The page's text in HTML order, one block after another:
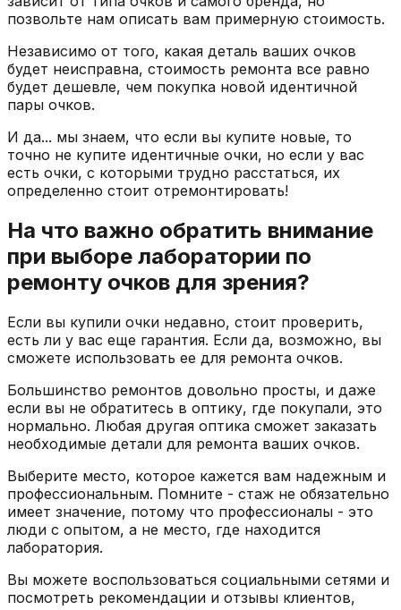
позвольте нам описать вам примерную стоимость.
Независимо от того, какая деталь ваших очков
будет неисправна, стоимость ремонта все равно
будет дешевле, чем покупка новой идентичной
пары очков.
И да... мы знаем, что если вы купите новые, то
точно не купите идентичные очки, но если у вас
есть очки, с которыми трудно расстаться, их
определенно стоит отремонтировать!
На что важно обратить внимание
при выборе лаборатории по
ремонту очков для зрения?
Если вы купили очки недавно, стоит проверить,
есть ли у вас еще гарантия. Если да, возможно, вы
сможете использовать ее для ремонта очков.
Большинство ремонтов довольно просты, и даже
если вы не обратитесь в оптику, где покупали, это
нормально. Любая другая оптика сможет заказать
необходимые детали для ремонта ваших очков.
Выберите место, которое кажется вам надежным и
профессиональным. Помните - стаж не обязательно
имеет значение, потому что профессионалы - это
люди с опытом, а не место, где находится
лаборатория.
Вы можете воспользоваться социальными сетями и
посмотреть рекомендации и отзывы клиентов,